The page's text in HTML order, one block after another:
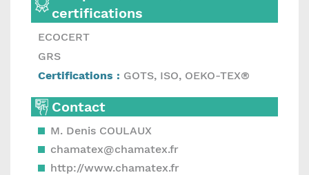
certifications
ECOCERT
GRS
Certifications : GOTS, ISO, OEKO-TEX®
Contact
M. Denis COULAUX
chamatex@chamatex.fr
http://www.chamatex.fr